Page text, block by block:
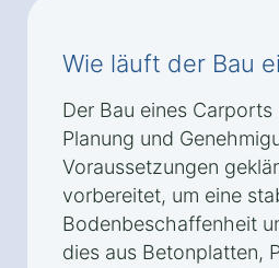
Wie läuft der Bau
Der Bau eines
Planung und
Voraussetzungen
vorbereitet, um eine
Bodenbeschaffenheit
dies aus Betonplatten,